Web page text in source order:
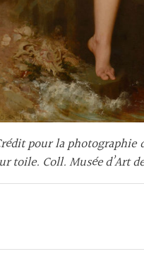
pour la photographie
toile. Coll. Musée d’Art